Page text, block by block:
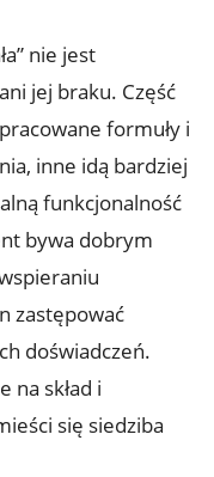
nie jest
jej braku. Część
formuły i
inne idą bardziej
funkcjonalność
bywa dobrym
zastępować
doświadczeń.
na skład i
się siedziba